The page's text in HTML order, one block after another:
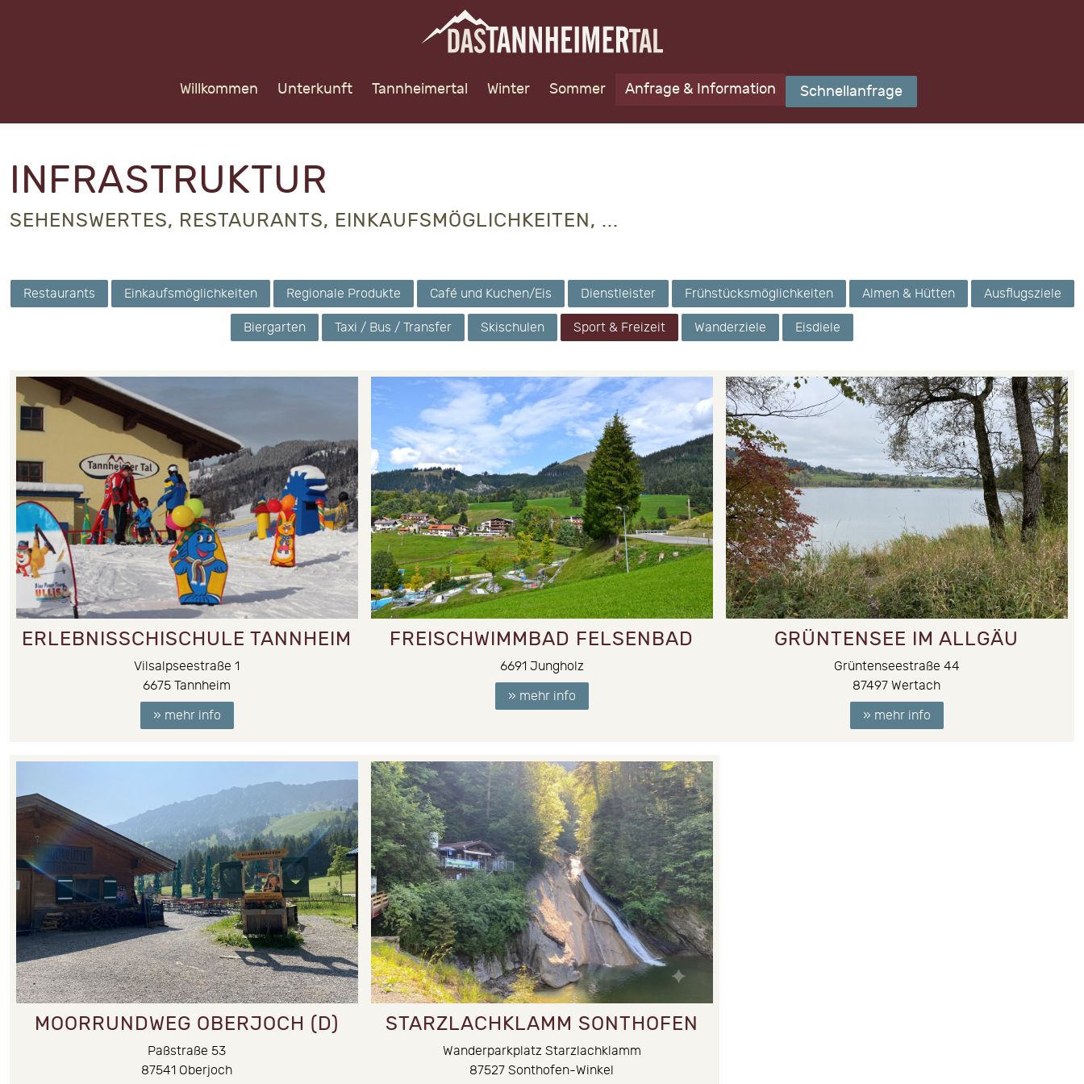
Willkommen Unterkunft Tannheimertal Winter Sommer Anfrage & Information Schnellanfrage
INFRASTRUKTUR
SEHENSWERTES, RESTAURANTS, EINKAUFSMÖGLICHKEITEN, ...
Restaurants Einkaufsmöglichkeiten Regionale Produkte Café und Kuchen/Eis Dienstleister Frühstücksmöglichkeiten Almen & Hütten Ausflugsziele
Biergarten Taxi / Bus / Transfer Skischulen Sport & Freizeit Wanderziele Eisdiele
ERLEBNISSCHISCHULE TANNHEIM
Vilsalpseestraße 1
6675 Tannheim
» mehr info
FREISCHWIMMBAD FELSENBAD
6691 Jungholz
» mehr info
GRÜNTENSEE IM ALLGÄU
Grüntenseestraße 44
87497 Wertach
» mehr info
MOORRUNDWEG OBERJOCH (D)
Paßstraße 53
87541 Oberjoch
STARZLACHKLAMM SONTHOFEN
Wanderparkplatz Starzlachklamm
87527 Sonthofen-Winkel